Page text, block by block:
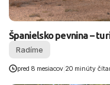
Španielsko pevnina –
Radíme
pred 8 mesiacov 20 minúty